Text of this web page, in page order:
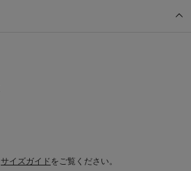
サイズガイドをご覧ください。